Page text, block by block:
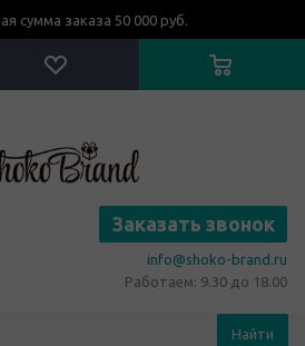
сумма заказа 50 000 руб.
Заказать звонок
info@shoko-brand.ru
Работаем: 9.30 до 18.00
Найти